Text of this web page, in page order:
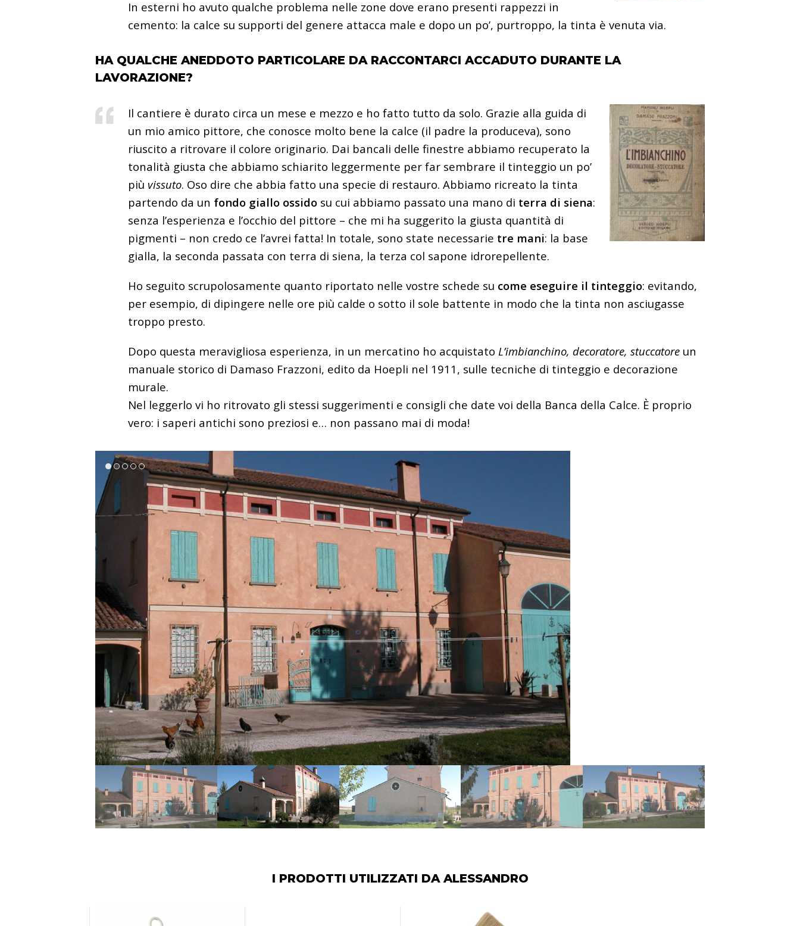
In esterni ho avuto qualche problema nelle zone dove erano presenti rappezzi in
cemento: la calce su supporti del genere attacca male e dopo un po’, purtroppo, la tinta è venuta via.
HA QUALCHE ANEDDOTO PARTICOLARE DA RACCONTARCI ACCADUTO DURANTE LA
LAVORAZIONE?
Il cantiere è durato circa un mese e mezzo e ho fatto tutto da solo. Grazie alla guida di
un mio amico pittore, che conosce molto bene la calce (il padre la produceva), sono
riuscito a ritrovare il colore originario. Dai bancali delle finestre abbiamo recuperato la
tonalità giusta che abbiamo schiarito leggermente per far sembrare il tinteggio un po’
più vissuto. Oso dire che abbia fatto una specie di restauro. Abbiamo ricreato la tinta
partendo da un fondo giallo ossido su cui abbiamo passato una mano di terra di siena:
senza l’esperienza e l’occhio del pittore – che mi ha suggerito la giusta quantità di
pigmenti – non credo ce l’avrei fatta! In totale, sono state necessarie tre mani: la base
gialla, la seconda passata con terra di siena, la terza col sapone idrorepellente.
Ho seguito scrupolosamente quanto riportato nelle vostre schede su come eseguire il tinteggio: evitando,
per esempio, di dipingere nelle ore più calde o sotto il sole battente in modo che la tinta non asciugasse
troppo presto.
Dopo questa meravigliosa esperienza, in un mercatino ho acquistato L’imbianchino, decoratore, stuccatore un
manuale storico di Damaso Frazzoni, edito da Hoepli nel 1911, sulle tecniche di tinteggio e decorazione
murale.
Nel leggerlo vi ho ritrovato gli stessi suggerimenti e consigli che date voi della Banca della Calce. È proprio
vero: i saperi antichi sono preziosi e… non passano mai di moda!
I PRODOTTI UTILIZZATI DA ALESSANDRO